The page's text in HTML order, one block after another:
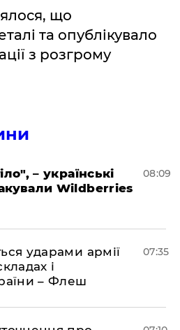
що
та опублікувало
з розгрому
– українські
Wildberries
08:09
ударами армії
і
– Флеш
07:35